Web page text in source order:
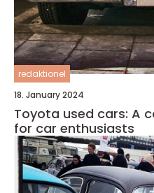
redaktionel
18. January 2024
Toyota used cars: A
for car enthusiasts